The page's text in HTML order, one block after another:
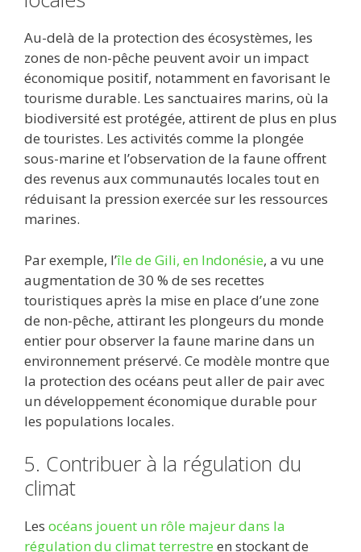
Au-delà de la protection des écosystèmes, les
zones de non-pêche peuvent avoir un impact
économique positif, notamment en favorisant le
tourisme durable. Les sanctuaires marins, où la
biodiversité est protégée, attirent de plus en plus
de touristes. Les activités comme la plongée
sous-marine et l’observation de la faune offrent
des revenus aux communautés locales tout en
réduisant la pression exercée sur les ressources
marines.
Par exemple, l’île de Gili, en Indonésie, a vu une
augmentation de 30 % de ses recettes
touristiques après la mise en place d’une zone
de non-pêche, attirant les plongeurs du monde
entier pour observer la faune marine dans un
environnement préservé. Ce modèle montre que
la protection des océans peut aller de pair avec
un développement économique durable pour
les populations locales.
5. Contribuer à la régulation du
climat
Les océans jouent un rôle majeur dans la
régulation du climat terrestre en stockant de